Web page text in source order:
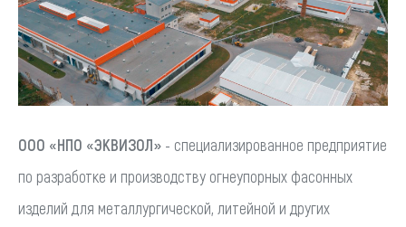
ООО «НПО «ЭКВИЗОЛ» - специализированное предприятие
по разработке и производству огнеупорных фасонных
изделий для металлургической, литейной и других